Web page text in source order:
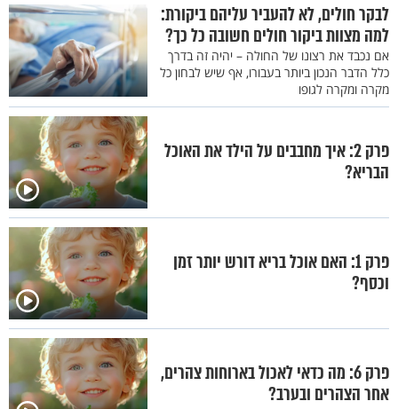
לבקר חולים, לא להעביר עליהם ביקורת:
למה מצוות ביקור חולים חשובה כל כך?
אם נכבד את רצונו של החולה – יהיה זה בדרך
כלל הדבר הנכון ביותר בעבורו, אף שיש לבחון כל
מקרה ומקרה לגופו
פרק 2: איך מחבבים על הילד את האוכל
הבריא?
פרק 1: האם אוכל בריא דורש יותר זמן
וכסף?
פרק 6: מה כדאי לאכול בארוחות צהרים,
אחר הצהרים ובערב?